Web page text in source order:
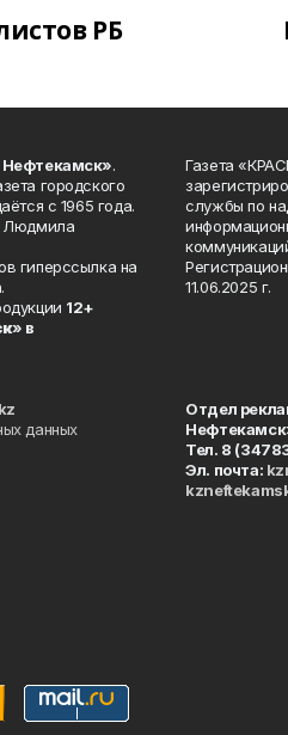
РБ
Нефтекамск».
городского
с 1965 года.
Людмила
гиперссылка на
12+
» в
данных
Газета
службы по
11.06.2025 г.
Отдел
Тел. 8
Эл. почта: